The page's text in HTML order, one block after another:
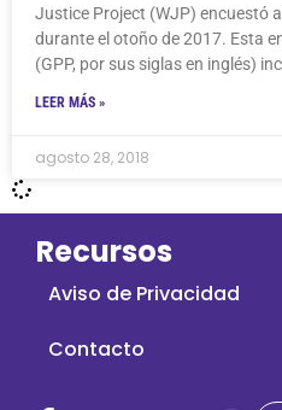
Justice Project (WJP) encuestó
durante el otoño de 2017. Esta
(GPP, por sus siglas en inglés)
LEER MÁS »
agosto 28, 2018
Recursos
Aviso de Privacidad
Contacto